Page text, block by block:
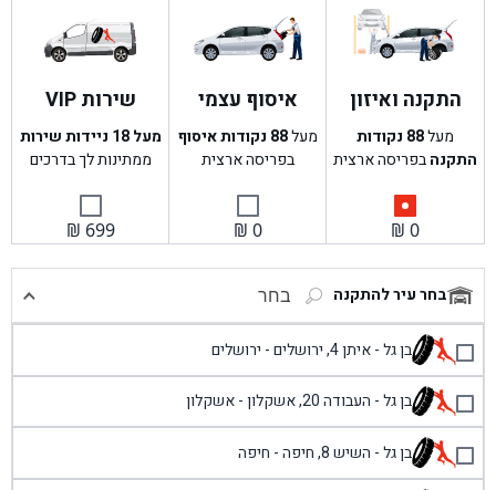
התקנה ואיזון
מעל88 נקודות
התקנהבפריסה ארצית
₪ 0
איסוף עצמי
מעל88 נקודות איסוף
בפריסה ארצית
₪ 0
שירות VIP
מעל 18 ניידות שירות
ממתינות לך בדרכים
₪ 699
בחר עיר להתקנה בחר
בן גל - איתן 4, ירושלים - ירושלים
בן גל - העבודה 20, אשקלון - אשקלון
בן גל - השיש 8, חיפה - חיפה